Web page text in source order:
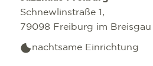
Schnewlinstraße 1,
79098 Freiburg im Breisgau
nachtsame Einrichtung